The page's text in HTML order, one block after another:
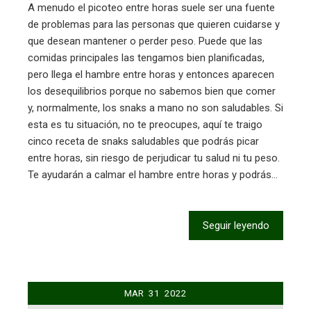
A menudo el picoteo entre horas suele ser una fuente
de problemas para las personas que quieren cuidarse y
que desean mantener o perder peso. Puede que las
comidas principales las tengamos bien planificadas,
pero llega el hambre entre horas y entonces aparecen
los desequilibrios porque no sabemos bien que comer
y, normalmente, los snaks a mano no son saludables. Si
esta es tu situación, no te preocupes, aquí te traigo
cinco receta de snaks saludables que podrás picar
entre horas, sin riesgo de perjudicar tu salud ni tu peso.
Te ayudarán a calmar el hambre entre horas y podrás…
Seguir leyendo
MAR 31 2022